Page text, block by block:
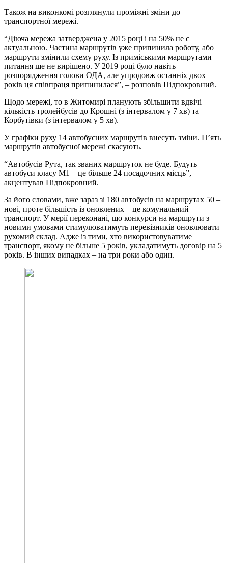
Також на виконкомі розглянули проміжні зміни до
транспортної мережі.
“Діюча мережа затверджена у 2015 році і на 50% не є
актуальною. Частина маршрутів уже припинила роботу, або
маршрути змінили схему руху. Із приміськими маршрутами
питання ще не вирішено. У 2019 році було навіть
розпорядження голови ОДА, але упродовж останніх двох
років ця співпраця припинилася”, – розповів Підпокровний.
Щодо мережі, то в Житомирі планують збільшити вдвічі
кількість тролейбусів до Крошні (з інтервалом у 7 хв) та
Корбутівки (з інтервалом у 5 хв).
У графіки руху 14 автобусних маршрутів внесуть зміни. П’ять
маршрутів автобусної мережі скасують.
“Автобусів Рута, так званих маршруток не буде. Будуть
автобуси класу М1 – це більше 24 посадочних місць”, –
акцентував Підпокровний.
За його словами, вже зараз зі 180 автобусів на маршрутах 50 –
нові, проте більшість із оновлених – це комунальний
транспорт. У мерії переконані, що конкурси на маршрути з
новими умовами стимулюватимуть перевізників оновлювати
рухомий склад. Адже із тими, хто використовуватиме
транспорт, якому не більше 5 років, укладатимуть договір на 5
років. В інших випадках – на три роки або один.